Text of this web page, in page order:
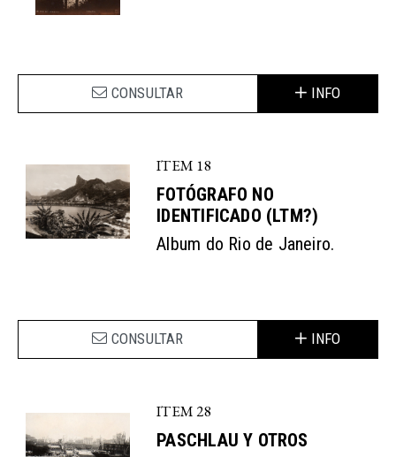
CONSULTAR INFO
ITEM 18
FOTÓGRAFO NO
IDENTIFICADO (LTM?)
Album do Rio de Janeiro.
CONSULTAR INFO
ITEM 28
PASCHLAU Y OTROS